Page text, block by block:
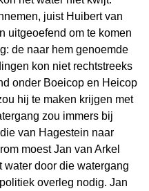
juist Huibert van
uitgeoefend om te komen
de naar hem genoemde
kon niet rechtstreeks
onder Boeicop en Heicop
hij te maken krijgen met
zou immers bij
van Hagestein naar
moest Jan van Arkel
water door die watergang
overleg nodig. Jan